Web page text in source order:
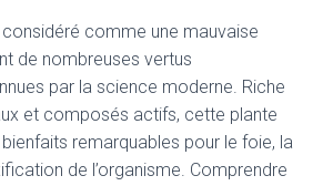
comme une mauvaise
de nombreuses vertus
par la science moderne. Riche
et composés actifs, cette plante
remarquables pour le foie, la
de l’organisme. Comprendre